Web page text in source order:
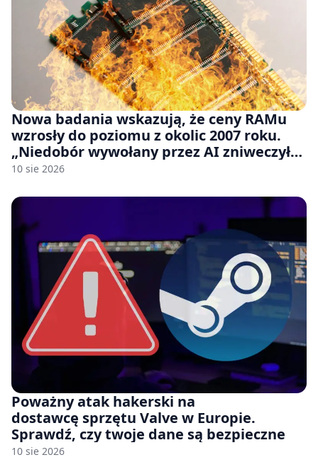
Nowa badania wskazują, że ceny RAMu
wzrosły do poziomu z okolic 2007 roku.
„Niedobór wywołany przez AI zniweczył
20 lat postępów w ciągu zaledwie kilku
10 sie 2026
Poważny atak hakerski na
dostawcę sprzętu Valve w Europie.
Sprawdź, czy twoje dane są bezpieczne
10 sie 2026